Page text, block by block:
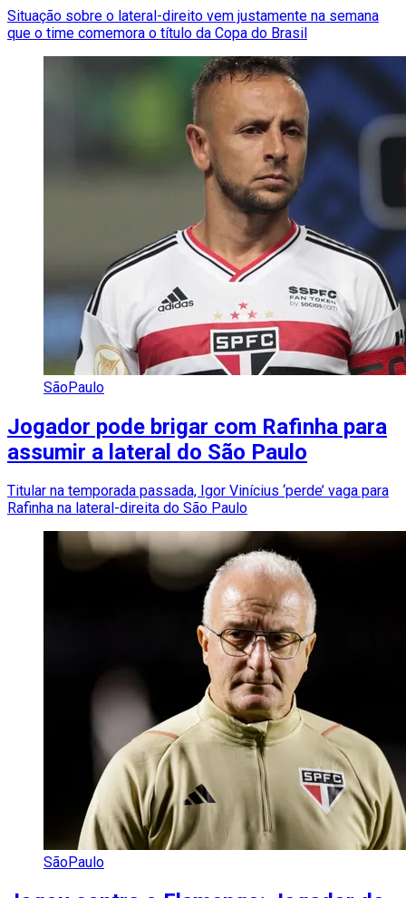
Situação sobre o lateral-direito vem justamente na semana
que o time comemora o título da Copa do Brasil
SãoPaulo
Jogador pode brigar com Rafinha para
assumir a lateral do São Paulo
Titular na temporada passada, Igor Vinícius ‘perde’ vaga para
Rafinha na lateral-direita do São Paulo
SãoPaulo